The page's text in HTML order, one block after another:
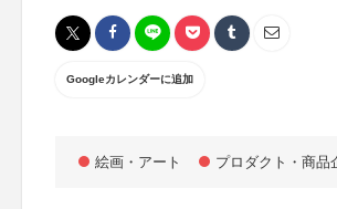
Googleカレンダーに追加
絵画・アート プロダクト・商品